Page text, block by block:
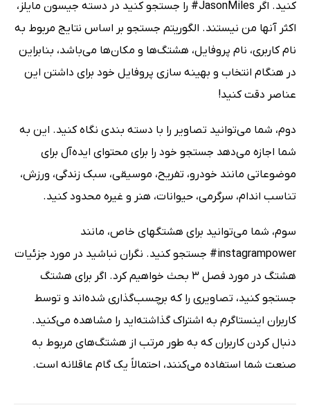
کنید. اگر JasonMiles# را جستجو کنید در دسته جیسون مایلز،
اکثر آنها من نیستند. الگوریتم جستجو بر اساس نتایج مربوط به
نام کاربری، نام پروفایل، هشتگ‌ها و مکان‌ها می‌باشد، بنابراین
در هنگام انتخاب و بهینه سازی پروفایل خود برای داشتن این
عناصر دقت کنید!
دوم، شما ‌می‌توانید تصاویر را با دسته بندی نگاه کنید. این به
شما اجازه می‌دهد جستجو خود را برای محتوای ایده‌آل برای
موضوعاتی مانند خودرو، تفریح، موسیقی، سبک زندگی، ورزش،
تناسب اندام، سرگرمی، حیوانات، هنر و غیره محدود کنید.
سوم، شما می‌توانید برای هشتگهای خاص، مانند
instagrampower# جستجو کنید. نگران نباشید در مورد جزئیات
هشتگ در مورد فصل 3 بحث خواهیم کرد. اگر برای هشتگ
جستجو کنید، تصاویری را که برچسب‌گذاری شده‌اند و توسط
کاربران اینستاگرم به اشتراک گذاشته‌اید را مشاهده می‌کنید.
دنبال کردن کاربران که به طور مرتب از هشتگ‌های مربوط به
صنعت شما استفاده می‌کنند، احتمالاً یک گام عاقلانه است.